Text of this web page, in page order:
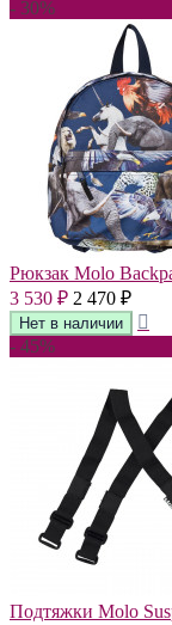
- 30%
Рюкзак Molo
3 530 ₽ 2 470 ₽
- 45%
Подтяжки Molo